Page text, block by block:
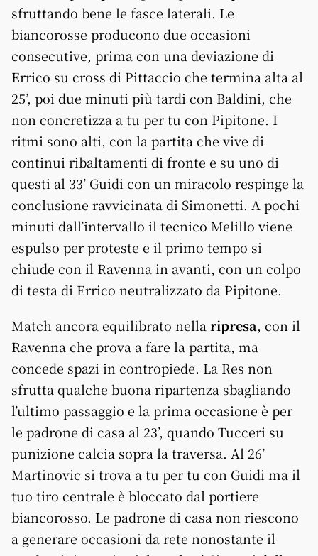
sfruttando bene le fasce laterali. Le
biancorosse producono due occasioni
consecutive, prima con una deviazione di
Errico su cross di Pittaccio che termina alta al
25’, poi due minuti più tardi con Baldini, che
non concretizza a tu per tu con Pipitone. I
ritmi sono alti, con la partita che vive di
continui ribaltamenti di fronte e su uno di
questi al 33’ Guidi con un miracolo respinge la
conclusione ravvicinata di Simonetti. A pochi
minuti dall’intervallo il tecnico Melillo viene
espulso per proteste e il primo tempo si
chiude con il Ravenna in avanti, con un colpo
di testa di Errico neutralizzato da Pipitone.
Match ancora equilibrato nella ripresa, con il
Ravenna che prova a fare la partita, ma
concede spazi in contropiede. La Res non
sfrutta qualche buona ripartenza sbagliando
l’ultimo passaggio e la prima occasione è per
le padrone di casa al 23’, quando Tucceri su
punizione calcia sopra la traversa. Al 26’
Martinovic si trova a tu per tu con Guidi ma il
tuo tiro centrale è bloccato dal portiere
biancorosso. Le padrone di casa non riescono
a generare occasioni da rete nonostante il